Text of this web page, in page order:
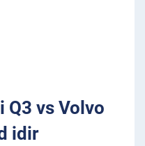
Q3 vs Volvo
idir